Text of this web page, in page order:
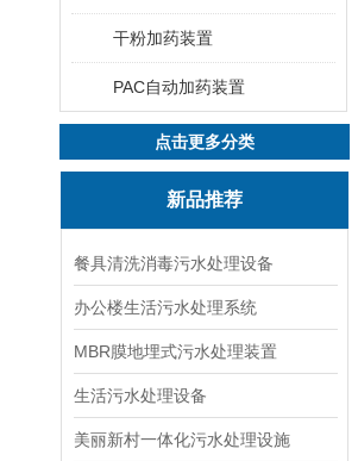
干粉加药装置
PAC自动加药装置
点击更多分类
新品推荐
餐具清洗消毒污水处理设备
办公楼生活污水处理系统
MBR膜地埋式污水处理装置
生活污水处理设备
美丽新村一体化污水处理设施